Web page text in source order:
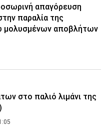
απαγόρευση
παραλία της
μολυσμένων αποβλήτων
στο παλιό λιμάνι της